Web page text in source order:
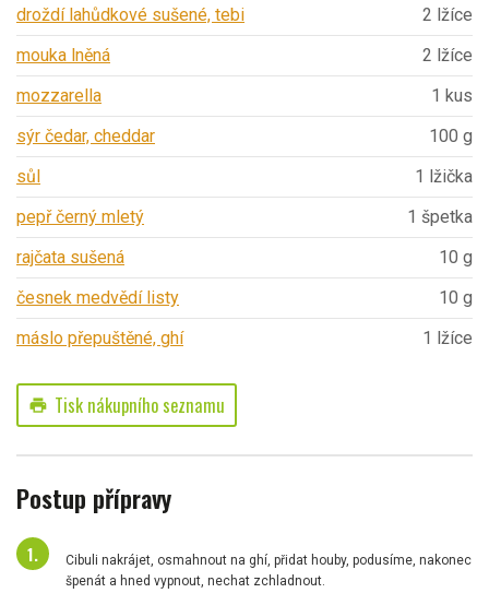
droždí lahůdkové sušené, tebi
2 lžíce
mouka lněná
2 lžíce
mozzarella
1 kus
sýr čedar, cheddar
100 g
sůl
1 lžička
pepř černý mletý
1 špetka
rajčata sušená
10 g
česnek medvědí listy
10 g
máslo přepuštěné, ghí
1 lžíce
print Tisk nákupního seznamu
Postup přípravy
Cibuli nakrájet, osmahnout na ghí, přidat houby, podusíme, nakonec
špenát a hned vypnout, nechat zchladnout.